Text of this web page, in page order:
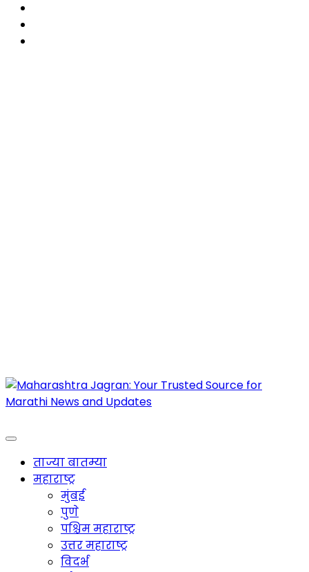
Maharashtra Jagran : Your Trusted Companion
ताज्या बातम्या
महाराष्ट्र
मुंबई
पुणे
पश्चिम महाराष्ट्र
उत्तर महाराष्ट्र
विदर्भ